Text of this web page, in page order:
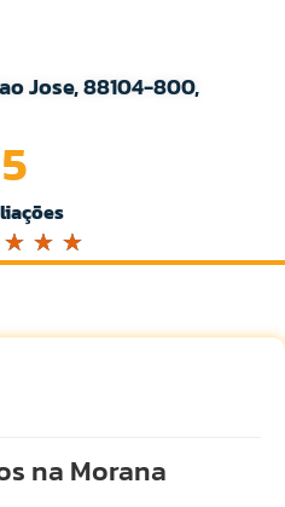
Jose, 88104-800,
5
☆ ☆ ☆
na Morana